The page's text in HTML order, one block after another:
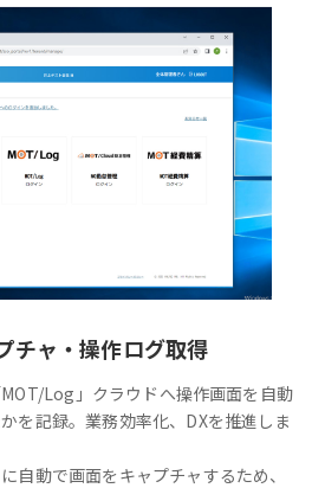
チャ・操作ログ取得
Log」クラウドへ操作画面を自動
を記録。業務効率化、DXを推進しま
自動で画面をキャプチャするため、